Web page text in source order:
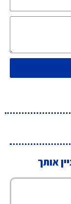
אותך